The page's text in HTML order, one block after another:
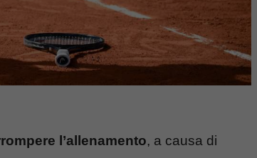
l’allenamento, a causa di